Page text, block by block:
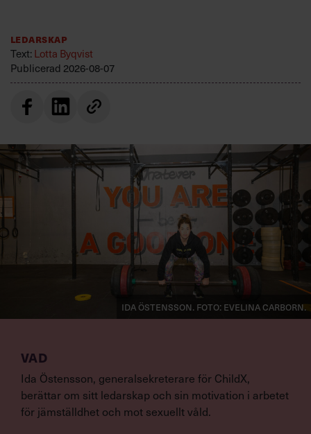
Ledarskap
Text: Lotta Byqvist
Publicerad 2026-08-07
VAD
Ida Östensson, generalsekreterare för ChildX,
berättar om sitt ledarskap och sin motivation i arbetet
för jämställdhet och mot sexuellt våld.
Ida Östensson. Foto: Evelina Carborn.